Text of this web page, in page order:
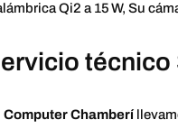
Qi2 a 15 W, Su
técnico
Computer Chamberí